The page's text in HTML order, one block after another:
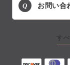
Q お問い合
す